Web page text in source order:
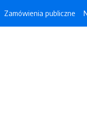
Zamówienia publiczne